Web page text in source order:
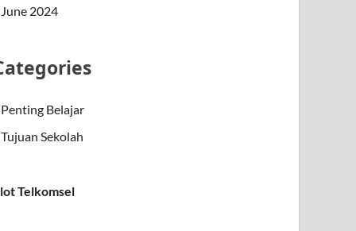
June 2024
Penting Belajar
Tujuan Sekolah
Telkomsel